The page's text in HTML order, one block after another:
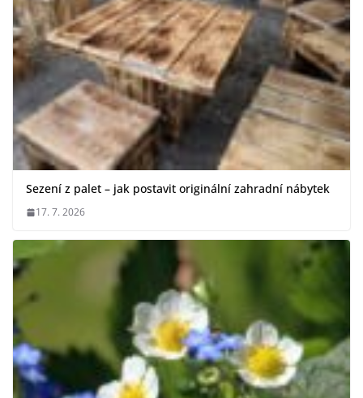
Sezení z palet – jak postavit originální zahradní nábytek
17. 7. 2026